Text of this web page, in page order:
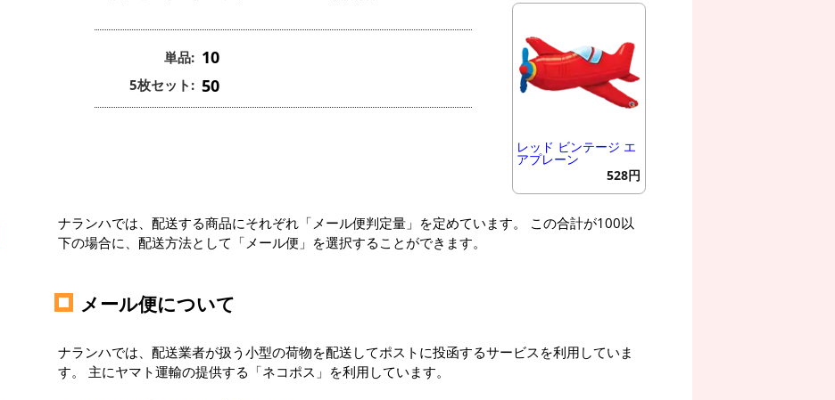
単品: 10
5枚セット: 50
レッド ビンテージ エ
アプレーン
528円
ナランハでは、配送する商品にそれぞれ「メール便判定量」を定めています。 この合計が100以
下の場合に、配送方法として「メール便」を選択することができます。
メール便について
ナランハでは、配送業者が扱う小型の荷物を配送してポストに投函するサービスを利用していま
す。 主にヤマト運輸の提供する「ネコポス」を利用しています。